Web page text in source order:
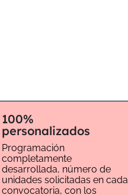
100%
personalizados
Programación
completamente
desarrollada, número de
unidades solicitadas en cada
convocatoria, con los